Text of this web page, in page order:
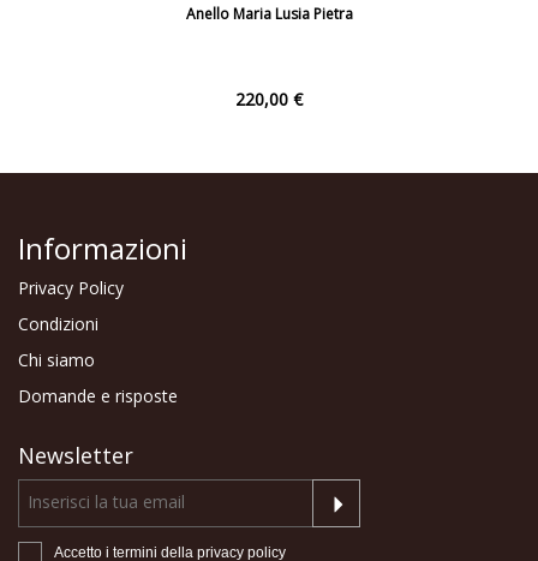
Anello Maria Lusia Pietra
220,00 €
Informazioni
Privacy Policy
Condizioni
Chi siamo
Domande e risposte
Newsletter
Accetto i termini della privacy policy